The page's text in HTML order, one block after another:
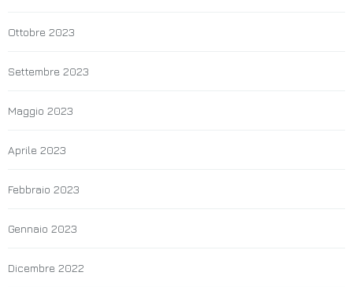
Ottobre 2023
Settembre 2023
Maggio 2023
Aprile 2023
Febbraio 2023
Gennaio 2023
Dicembre 2022